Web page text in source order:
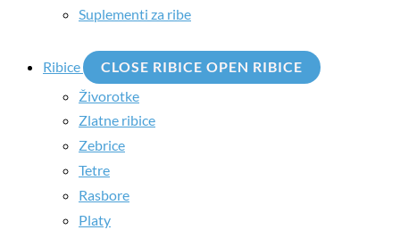
Suplementi za ribe
Ribice CLOSE RIBICE OPEN RIBICE
Živorotke
Zlatne ribice
Zebrice
Tetre
Rasbore
Platy